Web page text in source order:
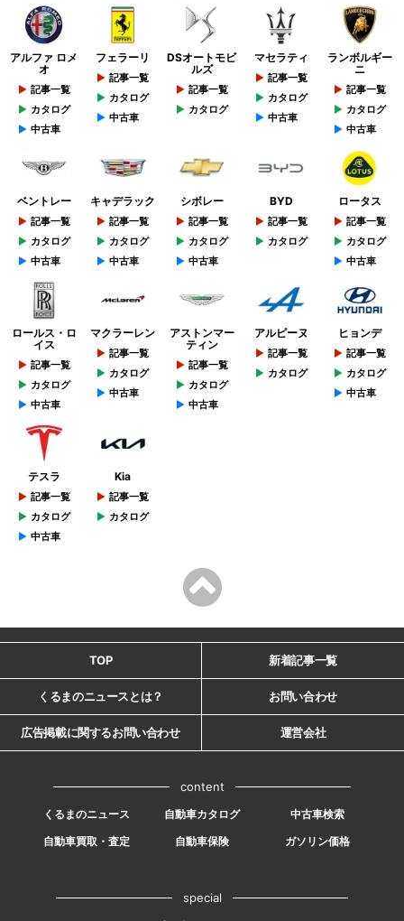
アルファ ロメ
オ
記事一覧
カタログ
中古車
フェラーリ
記事一覧
カタログ
中古車
DSオートモビ
ルズ
記事一覧
カタログ
マセラティ
記事一覧
カタログ
中古車
ランボルギー
ニ
記事一覧
カタログ
中古車
ベントレー
記事一覧
カタログ
中古車
キャデラック
記事一覧
カタログ
中古車
シボレー
記事一覧
カタログ
中古車
BYD
記事一覧
カタログ
ロータス
記事一覧
カタログ
中古車
ロールス・ロ
イス
記事一覧
カタログ
中古車
マクラーレン
記事一覧
カタログ
中古車
アストンマー
ティン
記事一覧
カタログ
中古車
アルピーヌ
記事一覧
カタログ
ヒョンデ
記事一覧
カタログ
中古車
テスラ
記事一覧
カタログ
中古車
Kia
記事一覧
カタログ
TOP 新着記事一覧
くるまのニュースとは？ お問い合わせ
広告掲載に関するお問い合わせ 運営会社
content
くるまのニュース 自動車カタログ
中古車検索
自動車買取・査定
自動車保険 ガソリン価格
special